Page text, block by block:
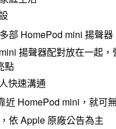
部 HomePod mini 揚聲器
揚聲器配對放在一起
點
快速溝通
近 HomePod mini ，就可
依 Apple 原廠公告為主